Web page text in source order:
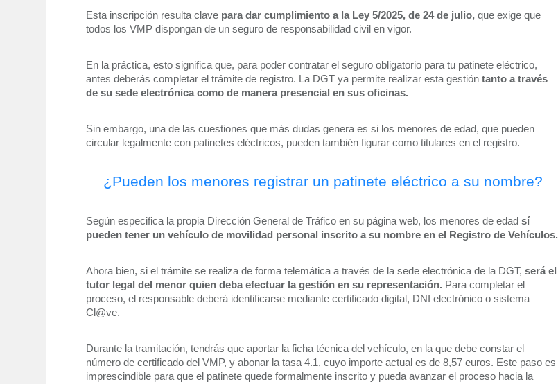
Esta inscripción resulta clave para dar cumplimiento a la Ley 5/2025, de 24 de julio, que exige que
todos los VMP dispongan de un seguro de responsabilidad civil en vigor.
En la práctica, esto significa que, para poder contratar el seguro obligatorio para tu patinete eléctrico,
antes deberás completar el trámite de registro. La DGT ya permite realizar esta gestión tanto a través
de su sede electrónica como de manera presencial en sus oficinas.
Sin embargo, una de las cuestiones que más dudas genera es si los menores de edad, que pueden
circular legalmente con patinetes eléctricos, pueden también figurar como titulares en el registro.
¿Pueden los menores registrar un patinete eléctrico a su nombre?
Según especifica la propia Dirección General de Tráfico en su página web, los menores de edad sí
pueden tener un vehículo de movilidad personal inscrito a su nombre en el Registro de Vehículos.
Ahora bien, si el trámite se realiza de forma telemática a través de la sede electrónica de la DGT, será el
tutor legal del menor quien deba efectuar la gestión en su representación. Para completar el
proceso, el responsable deberá identificarse mediante certificado digital, DNI electrónico o sistema
Cl@ve.
Durante la tramitación, tendrás que aportar la ficha técnica del vehículo, en la que debe constar el
número de certificado del VMP, y abonar la tasa 4.1, cuyo importe actual es de 8,57 euros. Este paso es
imprescindible para que el patinete quede formalmente inscrito y pueda avanzar el proceso hacia la